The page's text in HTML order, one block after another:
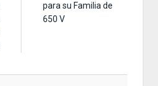
para su Familia de
650 V